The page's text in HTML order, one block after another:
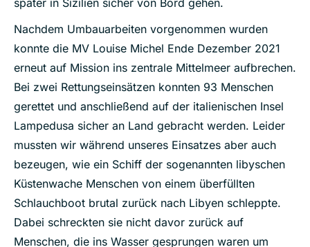
Nachdem Umbauarbeiten vorgenommen wurden
konnte die MV Louise Michel Ende Dezember 2021
erneut auf Mission ins zentrale Mittelmeer aufbrechen.
Bei zwei Rettungseinsätzen konnten 93 Menschen
gerettet und anschließend auf der italienischen Insel
Lampedusa sicher an Land gebracht werden. Leider
mussten wir während unseres Einsatzes aber auch
bezeugen, wie ein Schiff der sogenannten libyschen
Küstenwache Menschen von einem überfüllten
Schlauchboot brutal zurück nach Libyen schleppte.
Dabei schreckten sie nicht davor zurück auf
Menschen, die ins Wasser gesprungen waren um